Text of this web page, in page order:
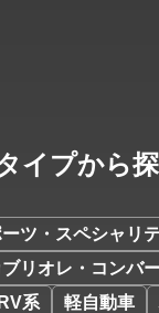
イプから
ツ・スペシャリ
リオレ・コンバ
系 軽自動車